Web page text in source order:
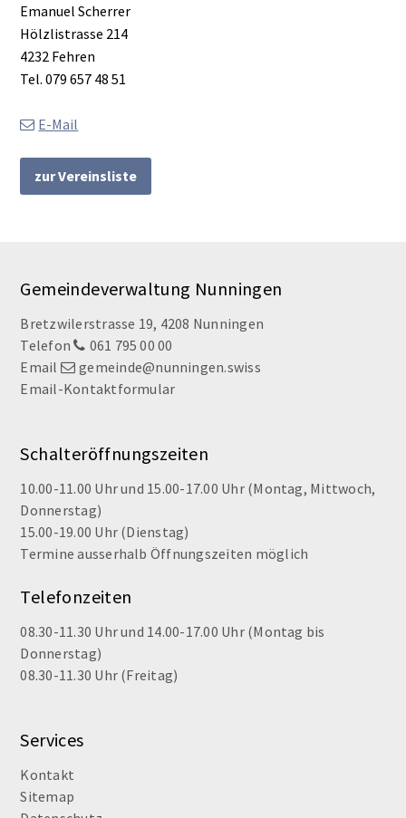
Emanuel Scherrer
Hölzlistrasse 214
4232 Fehren
Tel. 079 657 48 51
E-Mail
zur Vereinsliste
Footer
Gemeindeverwaltung Nunningen
Bretzwilerstrasse 19, 4208 Nunningen
Telefon
061 795 00 00
Email
gemeinde@nunningen.swiss
Email-Kontaktformular
Schalteröffnungszeiten
10.00-11.00 Uhr und 15.00-17.00 Uhr (Montag, Mittwoch,
Donnerstag)
15.00-19.00 Uhr (Dienstag)
Termine ausserhalb Öffnungszeiten möglich
Telefonzeiten
08.30-11.30 Uhr und 14.00-17.00 Uhr (Montag bis
Donnerstag)
08.30-11.30 Uhr (Freitag)
Services
Kontakt
Sitemap